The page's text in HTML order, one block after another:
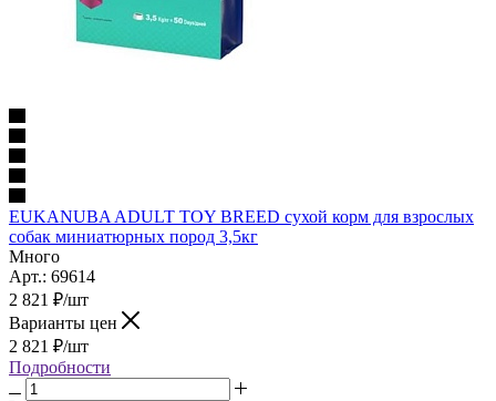
EUKANUBA ADULT TOY BREED сухой корм для взрослых
собак миниатюрных пород 3,5кг
Много
Арт.: 69614
2 821 ₽/шт
Варианты цен
2 821 ₽/шт
Подробности